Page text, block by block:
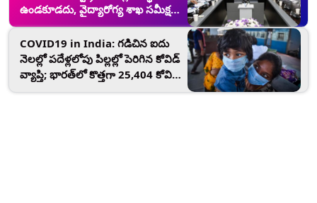
ఉండకూడదు, వైద్యారోగ్య శాఖ సమీక్షలో
సీఎం జగన్; ఆంధ్రప్రదేశ్‌లో కొత్తగా
1,125 కోవిడ్ కేసులు నమోదు, 1107
మంది రికవరీ
COVID19 in India: గడిచిన ఐదు
నెలల్లో పదేళ్లలోపు పిల్లల్లో పెరిగిన కోవిడ్
వ్యాప్తి; భారత్‌లో కొత్తగా 25,404 కోవిడ్